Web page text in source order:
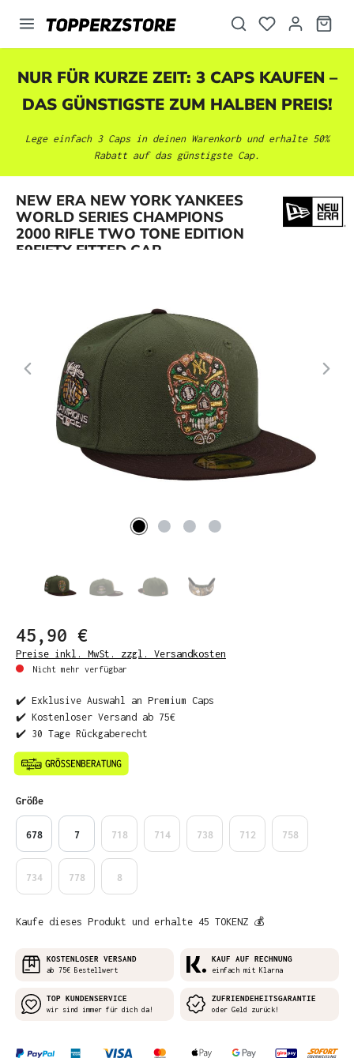
springen
NUR FÜR KURZE ZEIT: 3 CAPS KAUFEN –
DAS GÜNSTIGSTE ZUM HALBEN PREIS!
Lege einfach 3 Caps in deinen Warenkorb und erhalte 50%
Rabatt auf das günstigste Cap.
NEW ERA NEW YORK YANKEES
WORLD SERIES CHAMPIONS
2000 RIFLE TWO TONE EDITION
59FIFTY FITTED CAP
Bildergalerie überspringen
45,90 €
Preise inkl. MwSt. zzgl. Versandkosten
Nicht mehr verfügbar
✔️ Exklusive Auswahl an Premium Caps
✔️ Kostenloser Versand ab 75€
✔️ 30 Tage Rückgaberecht
Größeauswählen
678 7 718 714 738 712 758
734 778 8
Kaufe dieses Produkt und erhalte 45 TOKENZ 💰
KOSTENLOSER VERSAND
ab 75€ Bestellwert
KAUF AUF RECHNUNG
einfach mit Klarna
TOP KUNDENSERVICE
wir sind immer für dich da!
ZUFRIENDEHEITSGARANTIE
oder Geld zurück!